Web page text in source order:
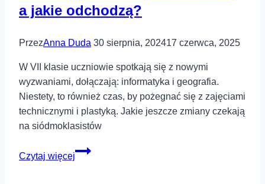
a jakie odchodzą?
PrzezAnna Duda 30 sierpnia, 202417 czerwca, 2025
W VII klasie uczniowie spotkają się z nowymi
wyzwaniami, dołączają: informatyka i geografia.
Niestety, to również czas, by pożegnać się z zajęciami
technicznymi i plastyką. Jakie jeszcze zmiany czekają
na siódmoklasistów
Czytaj więcej
Jakie